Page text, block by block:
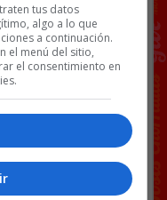
tus datos
algo a lo que
a continuación.
el menú del sitio,
el consentimiento en